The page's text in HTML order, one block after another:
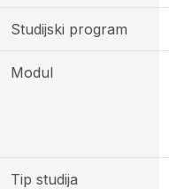
Studijski program
Modul
Tip studija